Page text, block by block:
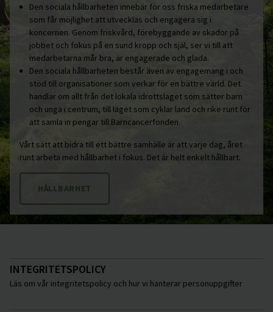
Den sociala hållbarheten innebär för oss friska medarbetare
som får möjlighet att utvecklas och engagera sig i
koncernen. Genom friskvård, förebyggande av skador på
jobbet och fokus på en sund kropp och själ, ser vi till att
medarbetarna mår bra, är engagerade och glada.
Den sociala hållbarheten består även av engagemang i och
stöd till organisationer som verkar för en bättre värld. Det
handlar om allt från det lokala idrottslaget som sätter barn
och unga i centrum, till laget som cyklar land och rike runt för
att samla in pengar till Barncancerfonden.
Vårt sätt att bidra till ett bättre samhälle är att varje dag, året
runt arbeta med hållbarhet i fokus. Det är helt enkelt hållbart.
HÅLLBARHET
INTEGRITETSPOLICY
Läs om vår integritetspolicy och hur vi hanterar personuppgifter